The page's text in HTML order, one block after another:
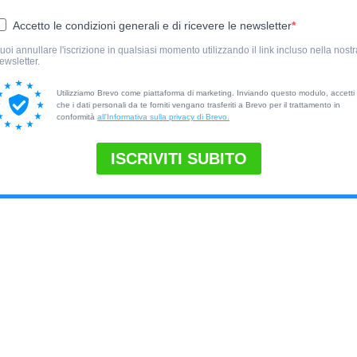
Accetto le condizioni generali e di ricevere le newsletter
annullare l'iscrizione in qualsiasi momento utilizzando il link incluso nella
Utilizziamo Brevo come piattaforma di marketing. Inviando questo modulo, accetti
che i dati personali da te forniti vengano trasferiti a Brevo per il trattamento in
conformità all'Informativa sulla privacy di Brevo.
ISCRIVITI SUBITO